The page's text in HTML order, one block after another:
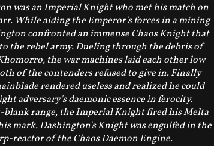
was an Imperial Knight who met his match on
While aiding the Emperor's forces in a mining
confronted an immense Chaos Knight that
the rebel army. Dueling through the debris of
the war machines laid each other low
of the contenders refused to give in. Finally
rendered useless and realized he could
adversary's daemonic essence in ferocity.
range, the Imperial Knight fired his Melta
mark. Dashington's Knight was engulfed in the
reactor of the Chaos Daemon Engine.